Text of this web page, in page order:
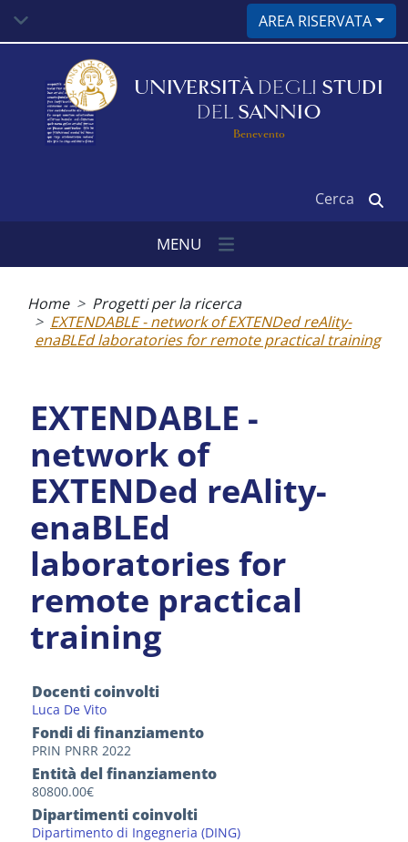
contenuto
AREA RISERVATA
UNIVERSITÀ DEGLI STUDI
DEL SANNIO
Benevento
MENU
pane
Home
Progetti per la ricerca
EXTENDABLE - network of EXTENDed reAlity-
enaBLEd laboratories for remote practical training
EXTENDABLE -
network of
EXTENDed reAlity-
enaBLEd
laboratories for
remote practical
training
Docenti coinvolti
Luca De Vito
Fondi di finanziamento
PRIN PNRR 2022
Entità del finanziamento
80800.00€
Dipartimenti coinvolti
Dipartimento di Ingegneria (DING)